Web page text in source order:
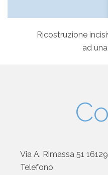
Ricostruzione
ad
Via A. Rimassa 51
Telefono